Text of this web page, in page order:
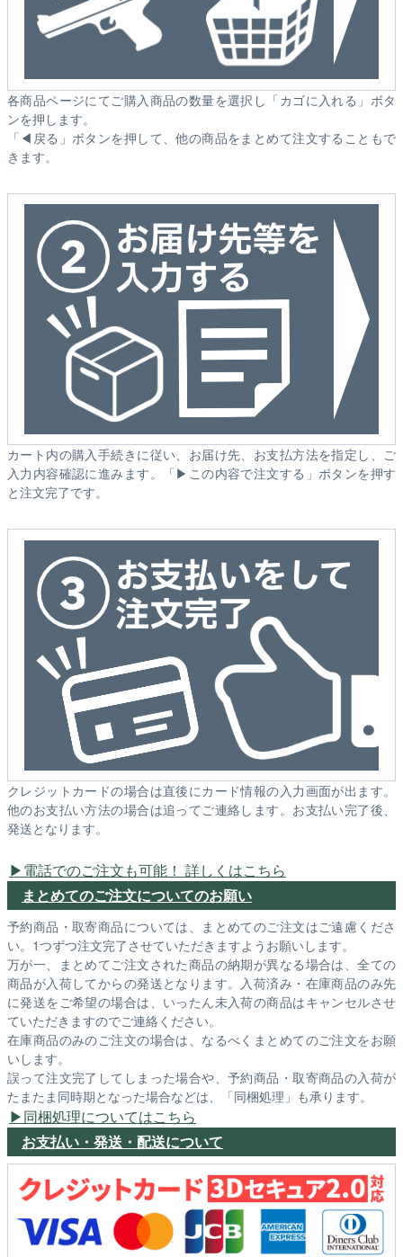
各商品ページにてご購入商品の数量を選択し「カゴに入れる」ボタ
ンを押します。
「◀戻る」ボタンを押して、他の商品をまとめて注文することもで
きます。
カート内の購入手続きに従い、お届け先、お支払方法を指定し、ご
入力内容確認に進みます。「▶この内容で注文する」ボタンを押す
と注文完了です。
クレジットカードの場合は直後にカード情報の入力画面が出ます。
他のお支払い方法の場合は追ってご連絡します。お支払い完了後、
発送となります。
電話でのご注文も可能！ 詳しくはこちら
まとめてのご注文についてのお願い
予約商品・取寄商品については、まとめてのご注文はご遠慮くださ
い。1つずつ注文完了させていただきますようお願いします。
万が一、まとめてご注文された商品の納期が異なる場合は、全ての
商品が入荷してからの発送となります。入荷済み・在庫商品のみ先
に発送をご希望の場合は、いったん未入荷の商品はキャンセルさせ
ていただきますのでご連絡ください。
在庫商品のみのご注文の場合は、なるべくまとめてのご注文をお願
いします。
誤って注文完了してしまった場合や、予約商品・取寄商品の入荷が
たまたま同時期となった場合などは、「同梱処理」も承ります。
同梱処理についてはこちら
お支払い・発送・配送について